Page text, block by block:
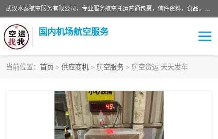
武汉本泰航空服务有限公司，专业服务航空托运普通包裹，信件资料，食品，服装，快消品等运输的专线空运，完善的网络服务确保为客户提供准确、*、安全的“门对门”服务，本着“诚信为本、精诚合作”的服务宗旨.“以安全运输为保障，以运价合理要求市场”的经营理念。武汉机场货运、武汉航空物流、武汉空运、武汉天河国际机场东方、南方、国际航空、机场空运业务覆盖国内二三线机场城市，如：武汉-敦煌、武汉-柳州等
国内机场航空服务
当前位置： 首页 > 供应商机 > 航空服务 > 航空货运 天天发车